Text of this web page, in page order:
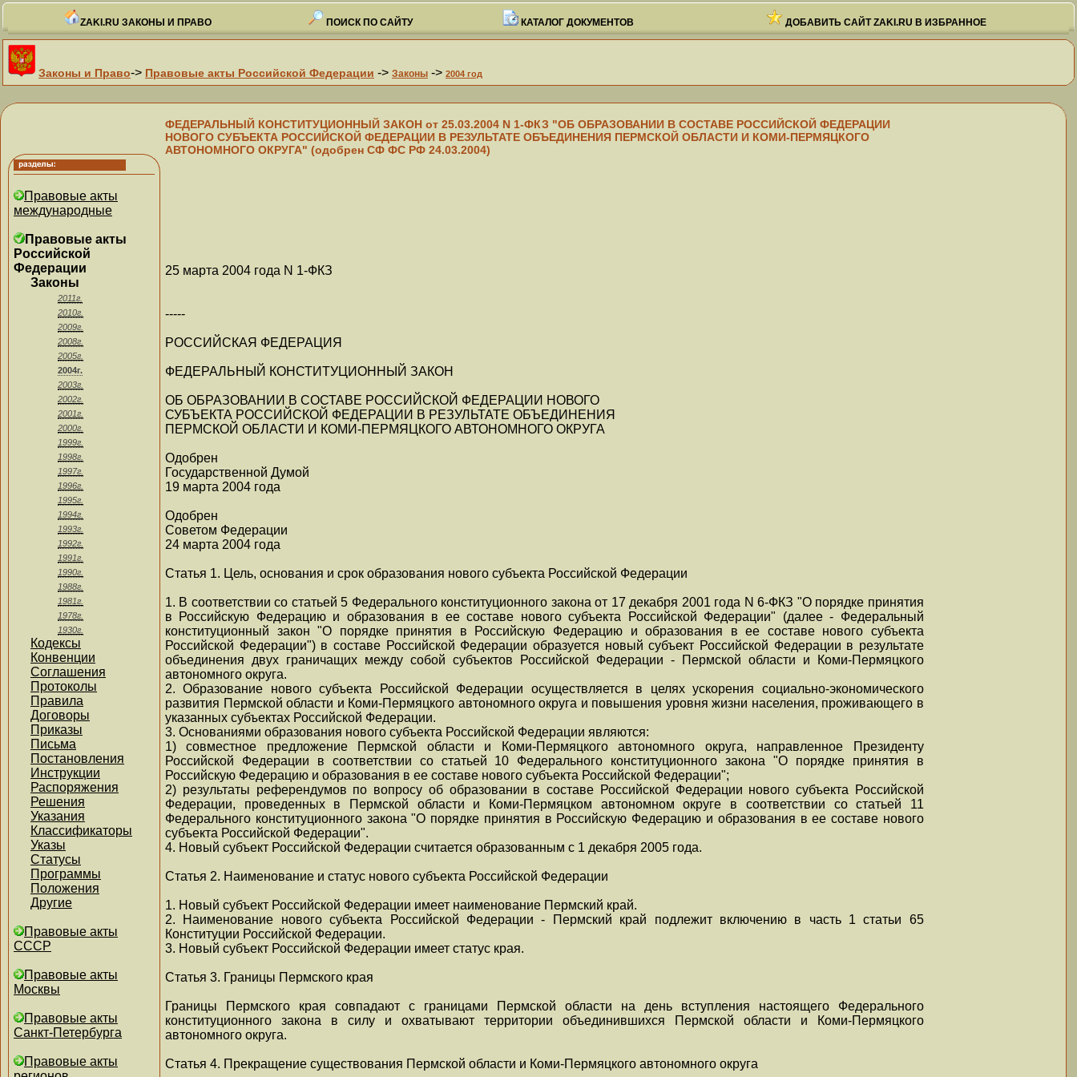
ZAKI.RU ЗАКОНЫ И ПРАВО ПОИСК ПО САЙТУ КАТАЛОГ ДОКУМЕНТОВ ДОБАВИТЬ САЙТ ZAKI.RU В ИЗБРАННОЕ
Законы и Право-> Правовые акты Российской Федерации -> Законы -> 2004 год
Правовые акты
международные
Правовые акты
Российской
Федерации
Законы
2011г.
2010г.
2009г.
2008г.
2005г.
2004г.
2003г.
2002г.
2001г.
2000г.
1999г.
1998г.
1997г.
1996г.
1995г.
1994г.
1993г.
1992г.
1991г.
1990г.
1988г.
1981г.
1978г.
1930г.
Кодексы
Конвенции
Соглашения
Протоколы
Правила
Договоры
Приказы
Письма
Постановления
Инструкции
Распоряжения
Решения
Указания
Классификаторы
Указы
Статусы
Программы
Положения
Другие
Правовые акты
СССР
Правовые акты
Москвы
Правовые акты
Санкт-Петербурга
Правовые акты
ФЕДЕРАЛЬНЫЙ КОНСТИТУЦИОННЫЙ ЗАКОН от 25.03.2004 N 1-ФКЗ "ОБ ОБРАЗОВАНИИ В СОСТАВЕ РОССИЙСКОЙ ФЕДЕРАЦИИ
НОВОГО СУБЪЕКТА РОССИЙСКОЙ ФЕДЕРАЦИИ В РЕЗУЛЬТАТЕ ОБЪЕДИНЕНИЯ ПЕРМСКОЙ ОБЛАСТИ И КОМИ-ПЕРМЯЦКОГО
АВТОНОМНОГО ОКРУГА" (одобрен СФ ФС РФ 24.03.2004)
25 марта 2004 года N 1-ФКЗ
-----
РОССИЙСКАЯ ФЕДЕРАЦИЯ
ФЕДЕРАЛЬНЫЙ КОНСТИТУЦИОННЫЙ ЗАКОН
ОБ ОБРАЗОВАНИИ В СОСТАВЕ РОССИЙСКОЙ ФЕДЕРАЦИИ НОВОГО
СУБЪЕКТА РОССИЙСКОЙ ФЕДЕРАЦИИ В РЕЗУЛЬТАТЕ ОБЪЕДИНЕНИЯ
ПЕРМСКОЙ ОБЛАСТИ И КОМИ-ПЕРМЯЦКОГО АВТОНОМНОГО ОКРУГА
Одобрен
Государственной Думой
19 марта 2004 года
Одобрен
Советом Федерации
24 марта 2004 года
Статья 1. Цель, основания и срок образования нового субъекта Российской Федерации
1. В соответствии со статьей 5 Федерального конституционного закона от 17 декабря 2001 года N 6-ФКЗ "О порядке принятия
в Российскую Федерацию и образования в ее составе нового субъекта Российской Федерации" (далее - Федеральный
конституционный закон "О порядке принятия в Российскую Федерацию и образования в ее составе нового субъекта
Российской Федерации") в составе Российской Федерации образуется новый субъект Российской Федерации в результате
объединения двух граничащих между собой субъектов Российской Федерации - Пермской области и Коми-Пермяцкого
автономного округа.
2. Образование нового субъекта Российской Федерации осуществляется в целях ускорения социально-экономического
развития Пермской области и Коми-Пермяцкого автономного округа и повышения уровня жизни населения, проживающего в
указанных субъектах Российской Федерации.
3. Основаниями образования нового субъекта Российской Федерации являются:
1) совместное предложение Пермской области и Коми-Пермяцкого автономного округа, направленное Президенту
Российской Федерации в соответствии со статьей 10 Федерального конституционного закона "О порядке принятия в
Российскую Федерацию и образования в ее составе нового субъекта Российской Федерации";
2) результаты референдумов по вопросу об образовании в составе Российской Федерации нового субъекта Российской
Федерации, проведенных в Пермской области и Коми-Пермяцком автономном округе в соответствии со статьей 11
Федерального конституционного закона "О порядке принятия в Российскую Федерацию и образования в ее составе нового
субъекта Российской Федерации".
4. Новый субъект Российской Федерации считается образованным с 1 декабря 2005 года.
Статья 2. Наименование и статус нового субъекта Российской Федерации
1. Новый субъект Российской Федерации имеет наименование Пермский край.
2. Наименование нового субъекта Российской Федерации - Пермский край подлежит включению в часть 1 статьи 65
Конституции Российской Федерации.
3. Новый субъект Российской Федерации имеет статус края.
Статья 3. Границы Пермского края
Границы Пермского края совпадают с границами Пермской области на день вступления настоящего Федерального
конституционного закона в силу и охватывают территории объединившихся Пермской области и Коми-Пермяцкого
автономного округа.
Статья 4. Прекращение существования Пермской области и Коми-Пермяцкого автономного округа